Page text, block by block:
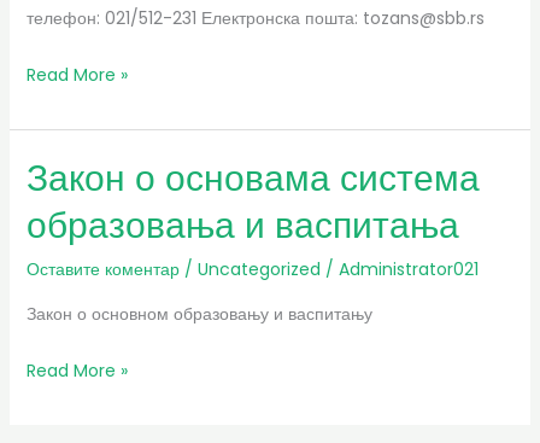
телефон: 021/512-231 Електронска пошта: tozans@sbb.rs
Read More »
Закон о основама система
образовања и васпитања
Оставите коментар / Uncategorized / Administrator021
Закон о основном образовању и васпитању
Закон
основама
система
и
васпитања
Read More »